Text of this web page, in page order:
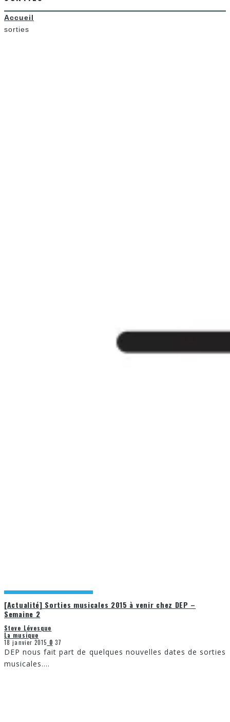
Accueil
sorties
[Actualité] Sorties musicales 2015 à venir chez DEP –
Semaine 2
Steve Lévesque
La musique
18 janvier 2015 0 37
DEP nous fait part de quelques nouvelles dates de sorties
musicales....